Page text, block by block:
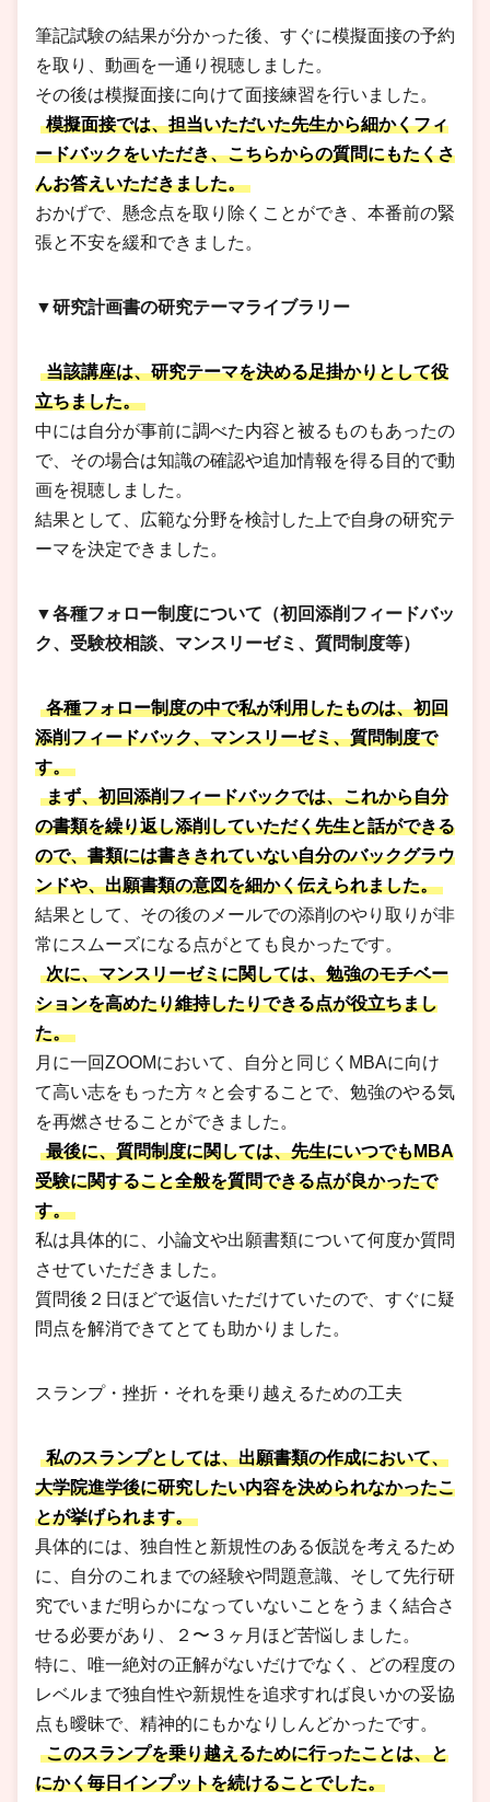
筆記試験の結果が分かった後、すぐに模擬面接の予約
を取り、動画を一通り視聴しました。
その後は模擬面接に向けて面接練習を行いました。
模擬面接では、担当いただいた先生から細かくフィ
ードバックをいただき、こちらからの質問にもたくさ
んお答えいただきました。
おかげで、懸念点を取り除くことができ、本番前の緊
張と不安を緩和できました。
▼研究計画書の研究テーマライブラリー
当該講座は、研究テーマを決める足掛かりとして役
立ちました。
中には自分が事前に調べた内容と被るものもあったの
で、その場合は知識の確認や追加情報を得る目的で動
画を視聴しました。
結果として、広範な分野を検討した上で自身の研究テ
ーマを決定できました。
▼各種フォロー制度について（初回添削フィードバッ
ク、受験校相談、マンスリーゼミ、質問制度等）
各種フォロー制度の中で私が利用したものは、初回
添削フィードバック、マンスリーゼミ、質問制度で
す。
まず、初回添削フィードバックでは、これから自分
の書類を繰り返し添削していただく先生と話ができる
ので、書類には書ききれていない自分のバックグラウ
ンドや、出願書類の意図を細かく伝えられました。
結果として、その後のメールでの添削のやり取りが非
常にスムーズになる点がとても良かったです。
次に、マンスリーゼミに関しては、勉強のモチベー
ションを高めたり維持したりできる点が役立ちまし
た。
月に一回ZOOMにおいて、自分と同じくMBAに向け
て高い志をもった方々と会することで、勉強のやる気
を再燃させることができました。
最後に、質問制度に関しては、先生にいつでもMBA
受験に関すること全般を質問できる点が良かったで
す。
私は具体的に、小論文や出願書類について何度か質問
させていただきました。
質問後２日ほどで返信いただけていたので、すぐに疑
問点を解消できてとても助かりました。
スランプ・挫折・それを乗り越えるための工夫
私のスランプとしては、出願書類の作成において、
大学院進学後に研究したい内容を決められなかったこ
とが挙げられます。
具体的には、独自性と新規性のある仮説を考えるため
に、自分のこれまでの経験や問題意識、そして先行研
究でいまだ明らかになっていないことをうまく結合さ
せる必要があり、２〜３ヶ月ほど苦悩しました。
特に、唯一絶対の正解がないだけでなく、どの程度の
レベルまで独自性や新規性を追求すれば良いかの妥協
点も曖昧で、精神的にもかなりしんどかったです。
このスランプを乗り越えるために行ったことは、と
にかく毎日インプットを続けることでした。